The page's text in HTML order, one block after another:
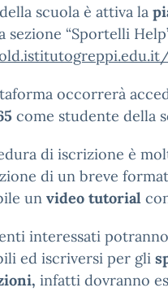
scuola è attiva la
sezione “Sportelli
occorrerà
come studente della
di iscrizione è
di un breve
un video tutorial
interessati
ed iscriversi per gli
infatti dovranno